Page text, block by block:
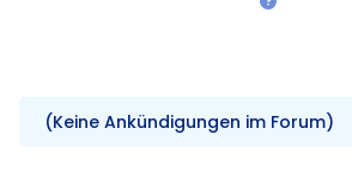
(Keine Ankündigungen im Forum)